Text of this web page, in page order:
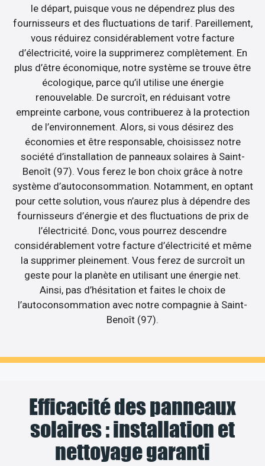
le départ, puisque vous ne dépendrez plus des
fournisseurs et des fluctuations de tarif. Pareillement,
vous réduirez considérablement votre facture
d’électricité, voire la supprimerez complètement. En
plus d’être économique, notre système se trouve être
écologique, parce qu’il utilise une énergie
renouvelable. De surcroît, en réduisant votre
empreinte carbone, vous contribuerez à la protection
de l’environnement. Alors, si vous désirez des
économies et être responsable, choisissez notre
société d’installation de panneaux solaires à Saint-
Benoît (97). Vous ferez le bon choix grâce à notre
système d’autoconsommation. Notamment, en optant
pour cette solution, vous n’aurez plus à dépendre des
fournisseurs d’énergie et des fluctuations de prix de
l’électricité. Donc, vous pourrez descendre
considérablement votre facture d’électricité et même
la supprimer pleinement. Vous ferez de surcroît un
geste pour la planète en utilisant une énergie net.
Ainsi, pas d’hésitation et faites le choix de
l’autoconsommation avec notre compagnie à Saint-
Benoît (97).
Efficacité des panneaux
solaires : installation et
nettoyage garanti